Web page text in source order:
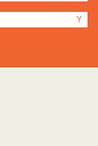
Y